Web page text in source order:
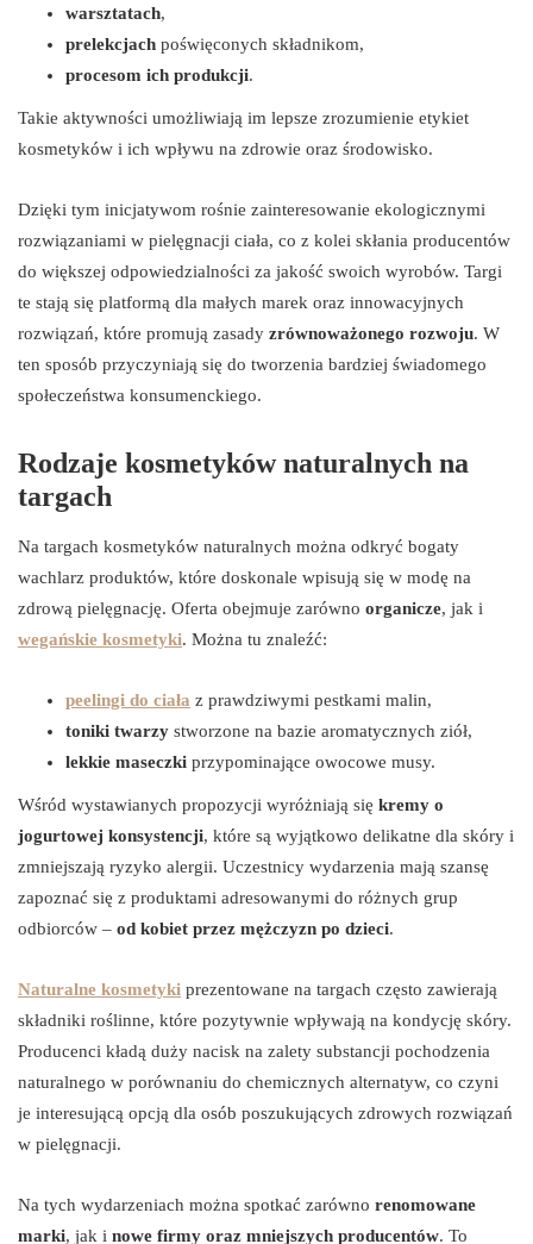
warsztatach,
prelekcjach poświęconych składnikom,
procesom ich produkcji.
Takie aktywności umożliwiają im lepsze zrozumienie etykiet
kosmetyków i ich wpływu na zdrowie oraz środowisko.
Dzięki tym inicjatywom rośnie zainteresowanie ekologicznymi
rozwiązaniami w pielęgnacji ciała, co z kolei skłania producentów
do większej odpowiedzialności za jakość swoich wyrobów. Targi
te stają się platformą dla małych marek oraz innowacyjnych
rozwiązań, które promują zasady zrównoważonego rozwoju. W
ten sposób przyczyniają się do tworzenia bardziej świadomego
społeczeństwa konsumenckiego.
Rodzaje kosmetyków naturalnych na
targach
Na targach kosmetyków naturalnych można odkryć bogaty
wachlarz produktów, które doskonale wpisują się w modę na
zdrową pielęgnację. Oferta obejmuje zarówno organicze, jak i
wegańskie kosmetyki. Można tu znaleźć:
peelingi do ciała z prawdziwymi pestkami malin,
toniki twarzy stworzone na bazie aromatycznych ziół,
lekkie maseczki przypominające owocowe musy.
Wśród wystawianych propozycji wyróżniają się kremy o
jogurtowej konsystencji, które są wyjątkowo delikatne dla skóry i
zmniejszają ryzyko alergii. Uczestnicy wydarzenia mają szansę
zapoznać się z produktami adresowanymi do różnych grup
odbiorców – od kobiet przez mężczyzn po dzieci.
Naturalne kosmetyki prezentowane na targach często zawierają
składniki roślinne, które pozytywnie wpływają na kondycję skóry.
Producenci kładą duży nacisk na zalety substancji pochodzenia
naturalnego w porównaniu do chemicznych alternatyw, co czyni
je interesującą opcją dla osób poszukujących zdrowych rozwiązań
w pielęgnacji.
Na tych wydarzeniach można spotkać zarówno renomowane
marki, jak i nowe firmy oraz mniejszych producentów. To